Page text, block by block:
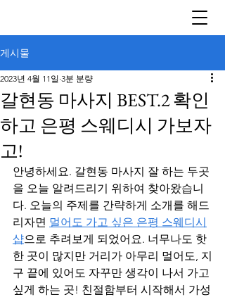
게시물
갈현동 마사지 BEST.2 확인
하고 은평 스웨디시 가보자
고!
2023년 4월 11일 3분 분량
안녕하세요. 갈현동 마사지 잘 하는 두곳
을 오늘 알려드리기 위하여 찾아왔습니
다. 오늘의 주제를 간략하게 소개를 해드
리자면 멀어도 가고 싶은 은평 스웨디시
샵으로 추려보게 되었어요. 너무나도 핫
한 곳이 많지만 거리가 아무리 멀어도, 지
구 끝에 있어도 자꾸만 생각이 나서 가고
싶게 하는 곳! 친절함부터 시작해서 가성